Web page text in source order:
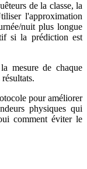
de la classe, la
l'approximation
nuit plus longue
si la prédiction est
mesure de chaque
pour améliorer
physiques qui
comment éviter le